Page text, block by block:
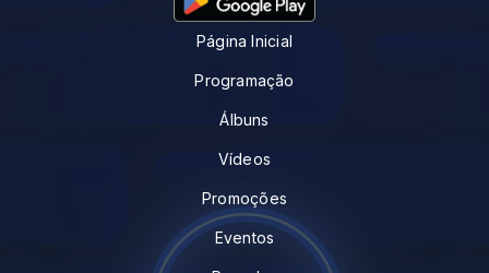
Página Inicial
Programação
Álbuns
Vídeos
Promoções
Eventos